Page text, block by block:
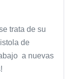
trata de su
de
a nuevas